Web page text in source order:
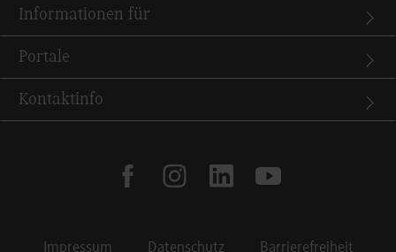
Informationen für
Portale
Kontaktinfo
facebookinstagramlinkedin youtube